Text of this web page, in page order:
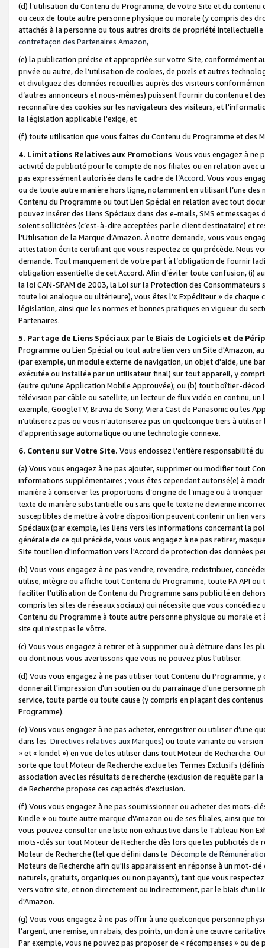
(d) l’utilisation du Contenu du Programme, de votre Site et du
ou ceux de toute autre personne physique ou morale (y compris des
attachés à la personne ou tous autres droits de propriété
contrefaçon des Partenaires Amazon,
(e) la publication précise et appropriée sur votre Site, conformément
privée ou autre, de l’utilisation de cookies, de pixels et autres
et divulguez des données recueillies auprès des visiteurs
d’autres annonceurs et nous-mêmes) puissent fournir du contenu et
reconnaître des cookies sur les navigateurs des visiteurs, et
la législation applicable l'exige, et
(f) toute utilisation que vous faites du Contenu du Programme et des
4. Limitations Relatives aux Promotions Vous vous engagez à ne
activité de publicité pour le compte de nos filiales ou en relation avec
pas expressément autorisée dans le cadre de l’Accord. Vous vous
ou de toute autre manière hors ligne, notamment en utilisant l’une
Contenu du Programme ou tout Lien Spécial en relation avec tout
pouvez insérer des Liens Spéciaux dans des e-mails, SMS et
soient sollicitées (c’est-à-dire acceptées par le client destinataire) et
l’Utilisation de la Marque d’Amazon. À notre demande, vous vous
attestation écrite certifiant que vous respectez ce qui précède. Nous
demande. Tout manquement de votre part à l’obligation de fournir
obligation essentielle de cet Accord. Afin d’éviter toute confusion, (i)
la loi CAN-SPAM de 2003, la Loi sur la Protection des
toute loi analogue ou ultérieure), vous êtes l’« Expéditeur » de
législation, ainsi que les normes et bonnes pratiques en vigueur du
Partenaires.
5. Partage de Liens Spéciaux par le Biais de Logiciels et de
Programme ou Lien Spécial ou tout autre lien vers un Site d'Amazon,
(par exemple, un module externe de navigation, un objet d'aide, une
exécutée ou installée par un utilisateur final) sur tout appareil, y
(autre qu'une Application Mobile Approuvée); ou (b) tout boîtier-
télévision par câble ou satellite, un lecteur de flux vidéo en continu,
exemple, GoogleTV, Bravia de Sony, Viera Cast de Panasonic ou les
n’utiliserez pas ou vous n’autoriserez pas un quelconque tiers à
d'apprentissage automatique ou une technologie connexe.
6. Contenu sur Votre Site. Vous endossez l'entière responsabilité
(a) Vous vous engagez à ne pas ajouter, supprimer ou modifier tout
informations supplémentaires ; vous êtes cependant autorisé(e) à
manière à conserver les proportions d’origine de l’image ou à
texte de manière substantielle ou sans que le texte ne devienne
susceptibles de mettre à votre disposition peuvent contenir un lien
Spéciaux (par exemple, les liens vers les informations concernant la
générale de ce qui précède, vous vous engagez à ne pas retirer,
Site tout lien d'information vers l'Accord de protection des données
(b) Vous vous engagez à ne pas vendre, revendre, redistribuer,
utilise, intègre ou affiche tout Contenu du Programme, toute PA API
faciliter l'utilisation de Contenu du Programme sans publicité en
compris les sites de réseaux sociaux) qui nécessite que vous
Contenu du Programme à toute autre personne physique ou morale
site qui n'est pas le vôtre.
(c) Vous vous engagez à retirer et à supprimer ou à détruire dans les
ou dont nous vous avertissons que vous ne pouvez plus l'utiliser.
(d) Vous vous engagez à ne pas utiliser tout Contenu du Programme,
donnerait l'impression d'un soutien ou du parrainage d'une personne
service, toute partie ou toute cause (y compris en plaçant des
Programme).
(e) Vous vous engagez à ne pas acheter, enregistrer ou utiliser d’une
dans les Directives relatives aux Marques) ou toute variante ou
» et « kindel ») en vue de les utiliser dans tout Moteur de Recherche.
sorte que tout Moteur de Recherche exclue les Termes Exclusifs
association avec les résultats de recherche (exclusion de requête
de Recherche propose ces capacités d'exclusion.
(f) Vous vous engagez à ne pas soumissionner ou acheter des mots-
Kindle » ou toute autre marque d'Amazon ou de ses filiales, ainsi que
vous pouvez consulter une liste non exhaustive dans le Tableau Non
mots-clés sur tout Moteur de Recherche dès lors que les publicités de
Moteur de Recherche (tel que défini dans le Décompte de
Moteurs de Recherche afin qu'ils apparaissent en réponse à un mot-
naturels, gratuits, organiques ou non payants), tant que vous
vers votre site, et non directement ou indirectement, par le biais d'un
d'Amazon.
(g) Vous vous engagez à ne pas offrir à une quelconque personne
l'argent, une remise, un rabais, des points, un don à une œuvre
Par exemple, vous ne pouvez pas proposer de « récompenses » ou